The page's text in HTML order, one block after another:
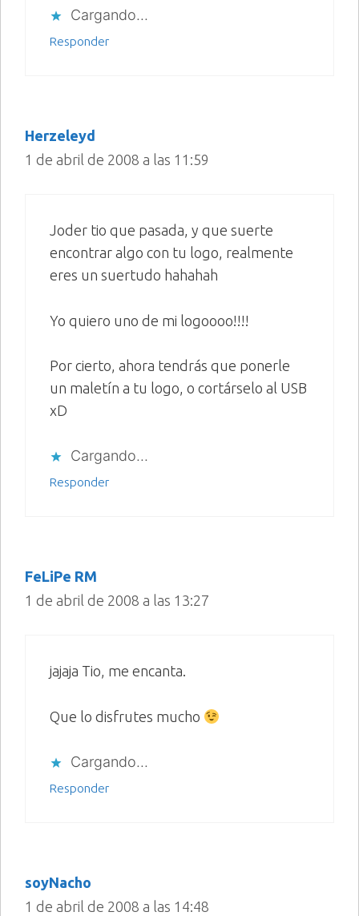
Cargando...
Responder
Herzeleyd
1 de abril de 2008 a las 11:59
Joder tio que pasada, y que suerte
encontrar algo con tu logo, realmente
eres un suertudo hahahah
Yo quiero uno de mi logoooo!!!!
Por cierto, ahora tendrás que ponerle
un maletín a tu logo, o cortárselo al USB
xD
Cargando...
Responder
FeLiPe RM
1 de abril de 2008 a las 13:27
jajaja Tio, me encanta.
Que lo disfrutes mucho
Cargando...
Responder
soyNacho
1 de abril de 2008 a las 14:48